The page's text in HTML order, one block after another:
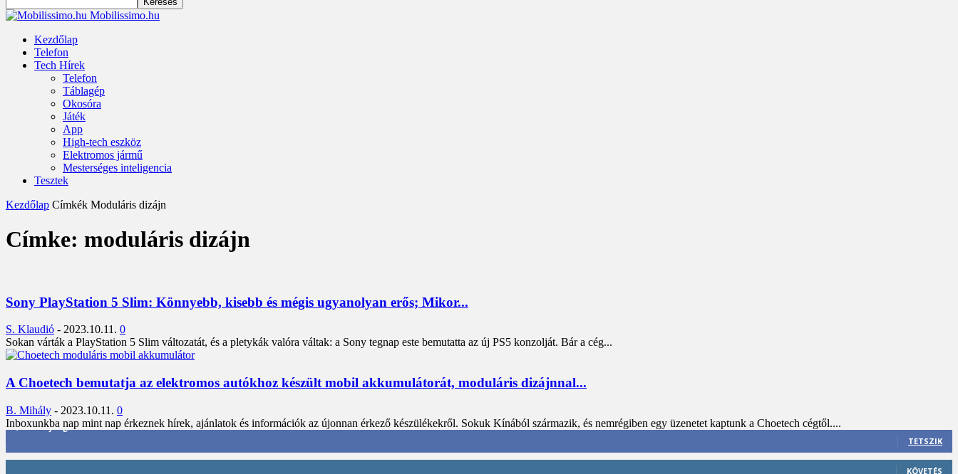
Mobilissimo.hu
Kezdőlap
Telefon
Tech Hírek
Telefon
Táblagép
Okosóra
Játék
App
High-tech eszköz
Elektromos jármű
Mesterséges inteligencia
Tesztek
Kezdőlap Címkék Moduláris dizájn
Címke: moduláris dizájn
Sony PlayStation 5 Slim: Könnyebb, kisebb és mégis ugyanolyan erős; Mikor...
S. Klaudió - 2023.10.11. 0
Sokan várták a PlayStation 5 Slim változatát, és a pletykák valóra váltak: a Sony tegnap este bemutatta az új PS5 konzolját. Bár a cég...
A Choetech bemutatja az elektromos autókhoz készült mobil akkumulátorát, moduláris dizájnnal...
B. Mihály - 2023.10.11. 0
Inboxunkba nap mint nap érkeznek hírek, ajánlatok és információk az újonnan érkező készülékekről. Sokuk Kínából származik, és nemrégiben egy üzenetet kaptunk a Choetech cégtől....
3,452 Rajongók
TETSZIK
KÖVETÉS